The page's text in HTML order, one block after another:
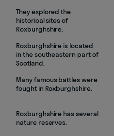
They explored the
historical sites of
Roxburghshire.
Roxburghshire is located
in the southeastern part of
Scotland.
Many famous battles were
fought in Roxburghshire.
Roxburghshire has several
nature reserves.